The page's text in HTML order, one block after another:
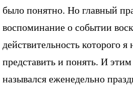
было понятно. Но главный
воспоминание о событии
действительность которого я
представить и понять. И
назывался еженедельно